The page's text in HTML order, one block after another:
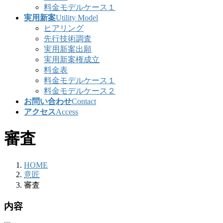
料金モデルケース１
実用新案Utility Model
ヒアリング
先行技術調査
実用新案出願
実用新案権成立
料金表
料金モデルケース１
料金モデルケース２
お問い合わせContact
アクセスAccess
審査
HOME
意匠
審査
内容